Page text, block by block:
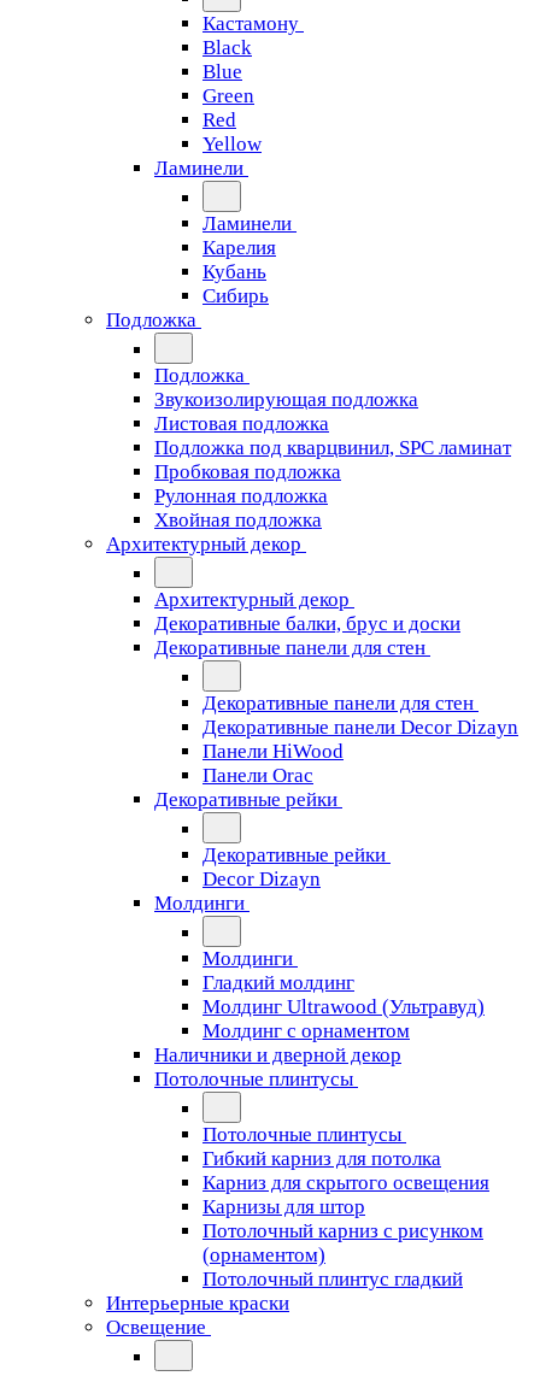
Кастамону
Black
Blue
Green
Red
Yellow
Ламинели
Ламинели
Карелия
Кубань
Сибирь
Подложка
Подложка
Звукоизолирующая подложка
Листовая подложка
Подложка под кварцвинил, SPC ламинат
Пробковая подложка
Рулонная подложка
Хвойная подложка
Архитектурный декор
Архитектурный декор
Декоративные балки, брус и доски
Декоративные панели для стен
Декоративные панели для стен
Декоративные панели Decor Dizayn
Панели HiWood
Панели Orac
Декоративные рейки
Декоративные рейки
Decor Dizayn
Молдинги
Молдинги
Гладкий молдинг
Молдинг Ultrawood (Ультравуд)
Молдинг с орнаментом
Наличники и дверной декор
Потолочные плинтусы
Потолочные плинтусы
Гибкий карниз для потолка
Карниз для скрытого освещения
Карнизы для штор
Потолочный карниз с рисунком
(орнаментом)
Потолочный плинтус гладкий
Интерьерные краски
Освещение